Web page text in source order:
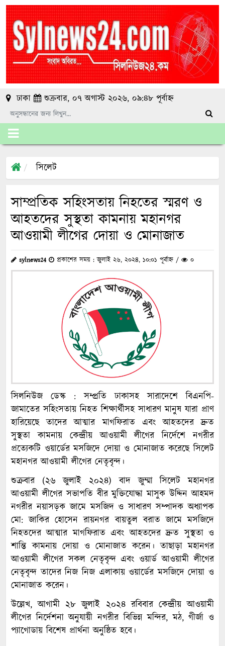
ঢাকা শুক্রবার, ০৭ অগাস্ট ২০২৬, ০৯:৪৮ পূর্বাহ্ন
সিলেট
সাম্প্রতিক সহিংসতায় নিহতের স্মরণ ও
আহতদের সুস্থতা কামনায় মহানগর
আওয়ামী লীগের দোয়া ও মোনাজাত
sylnews24 প্রকাশের সময় : জুলাই ২৬, ২০২৪, ১০:০১ পূর্বাহ্ন / ০
সিলনিউজ ডেস্ক : সম্প্রতি ঢাকাসহ সারাদেশে বিএনপি-
জামাতের সহিংসতায় নিহত শিক্ষার্থীসহ সাধারণ মানুষ যারা প্রাণ
হারিয়েছে তাদের আত্মার মাগফিরাত এবং আহতদের দ্রুত
সুস্থতা কামনায় কেন্দ্রীয় আওয়ামী লীগের নির্দেশে নগরীর
প্রত্যেকটি ওয়ার্ডের মসজিদে দোয়া ও মোনাজাত করেছে সিলেট
মহানগর আওয়ামী লীগের নেতৃবৃন্দ।
শুক্রবার (২৬ জুলাই ২০২৪) বাদ জুম্মা সিলেট মহানগর
আওয়ামী লীগের সভাপতি বীর মুক্তিযোদ্ধা মাসুক উদ্দিন আহমদ
নগরীর নয়াসড়ক জামে মসজিদ ও সাধারণ সম্পাদক অধ্যাপক
মো: জাকির হোসেন রায়নগর বায়তুল বরাত জামে মসজিদে
নিহতদের আত্মার মাগফিরাত এবং আহতদের দ্রুত সুস্থতা ও
শান্তি কামনায় দোয়া ও মোনাজাত করেন। তাছাড়া মহানগর
আওয়ামী লীগের সকল নেতৃবৃন্দ এবং ওয়ার্ড আওয়ামী লীগের
নেতৃবৃন্দ তাদের নিজ নিজ এলাকায় ওয়ার্ডের মসজিদে দোয়া ও
মোনাজাত করেন।
উল্লেখ, আগামী ২৮ জুলাই ২০২৪ রবিবার কেন্দ্রীয় আওয়ামী
লীগের নির্দেশনা অনুযায়ী নগরীর বিভিন্ন মন্দির, মঠ, গীর্জা ও
প্যাগোডায় বিশেষ প্রার্থনা অনুষ্ঠিত হবে।